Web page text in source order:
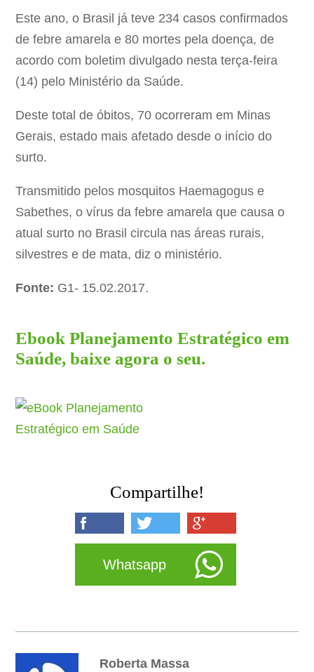
Este ano, o Brasil já teve 234 casos confirmados
de febre amarela e 80 mortes pela doença, de
acordo com boletim divulgado nesta terça-feira
(14) pelo Ministério da Saúde.
Deste total de óbitos, 70 ocorreram em Minas
Gerais, estado mais afetado desde o início do
surto.
Transmitido pelos mosquitos Haemagogus e
Sabethes, o vírus da febre amarela que causa o
atual surto no Brasil circula nas áreas rurais,
silvestres e de mata, diz o ministério.
Fonte: G1- 15.02.2017.
Ebook Planejamento Estratégico em
Saúde, baixe agora o seu.
Compartilhe!
Whatsapp
Roberta Massa